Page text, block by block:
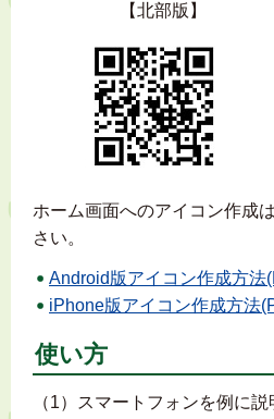
【北部版】 【
ホーム画面へのアイコン作成
さい。
Android版アイコン作成方法
iPhone版アイコン作成方法
使い方
（1）スマートフォンを例に説